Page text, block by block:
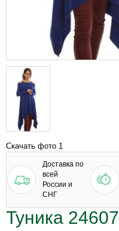
Скачать фото 1
Доставка по
всей
России и
СНГ
Туника 24607